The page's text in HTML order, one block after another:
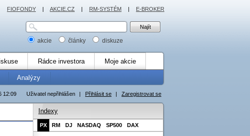
akcie články diskuze
Rádce investora Moje akcie
Analýzy
Uživatel nepřihlášen | Přihlásit se | Zaregistrovat se
12:09
Indexy
PX RM DJ NASDAQ SP500 DAX
FIOFONDY | AKCIE.CZ | RM-SYSTÉM | E-BROKER